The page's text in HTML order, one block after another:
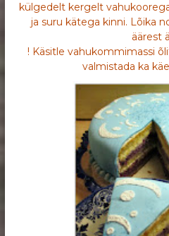
külgedelt kergelt
ja suru kätega kinni. Lõika
äärest
! Käsitle vahukommimassi
valmistada ka